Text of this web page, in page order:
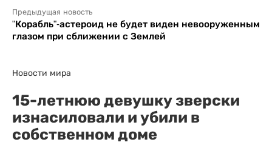
Предыдущая новость
"Корабль"-астероид не будет виден невооруженным
глазом при сближении с Землей
Новости мира
15-летнюю девушку зверски
изнасиловали и убили в
собственном доме